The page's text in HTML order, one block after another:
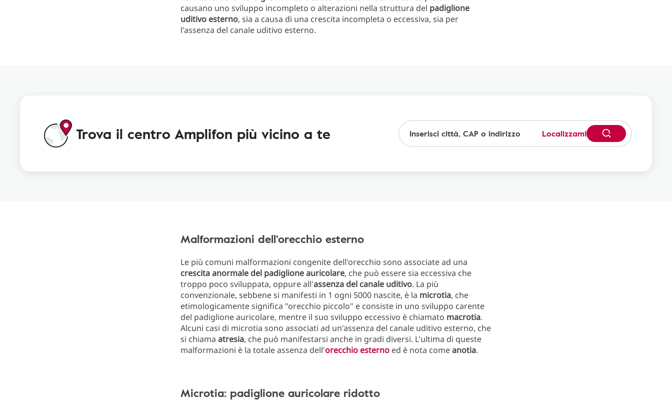
causano uno sviluppo incompleto o alterazioni nella struttura del padiglione
uditivo esterno, sia a causa di una crescita incompleta o eccessiva, sia per
l'assenza del canale uditivo esterno.
Trova il centro Amplifon più vicino a te Localizzami
Malformazioni dell'orecchio esterno
Le più comuni malformazioni congenite dell'orecchio sono associate ad una
crescita anormale del padiglione auricolare, che può essere sia eccessiva che
troppo poco sviluppata, oppure all'assenza del canale uditivo. La più
convenzionale, sebbene si manifesti in 1 ogni 5000 nascite, è la microtia, che
etimologicamente significa "orecchio piccolo" e consiste in uno sviluppo carente
del padiglione auricolare, mentre il suo sviluppo eccessivo è chiamato macrotia.
Alcuni casi di microtia sono associati ad un'assenza del canale uditivo esterno, che
si chiama atresia, che può manifestarsi anche in gradi diversi. L'ultima di queste
malformazioni è la totale assenza dell'orecchio esterno ed è nota comeanotia.
Microtia: padiglione auricolare ridotto